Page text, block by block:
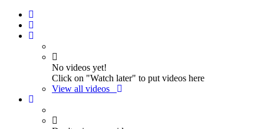
No videos yet!
Click on "Watch later" to put videos here
View all videos